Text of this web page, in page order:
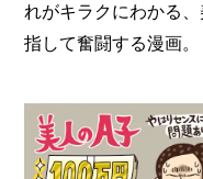
れがキラクにわかる
指して奮闘する漫画。